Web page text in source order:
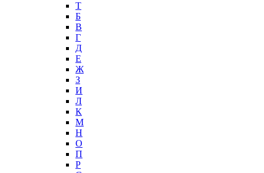
T
Б
В
Г
Д
Е
Ж
З
И
Л
К
М
Н
О
П
Р